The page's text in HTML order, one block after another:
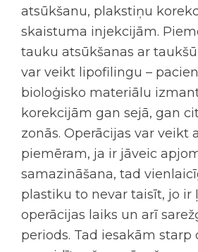
atsūkšanu, plakstiņu
skaistuma injekcijām.
tauku atsūkšanas ar
var veikt lipofilingu –
bioloģisko materiālu
korekcijām gan sejā, gan
zonās. Operācijas var veikt
piemēram, ja ir jāveic
samazināšana, tad
plastiku to nevar taisīt, jo ir
operācijas laiks un arī
periods. Tad iesakām starp